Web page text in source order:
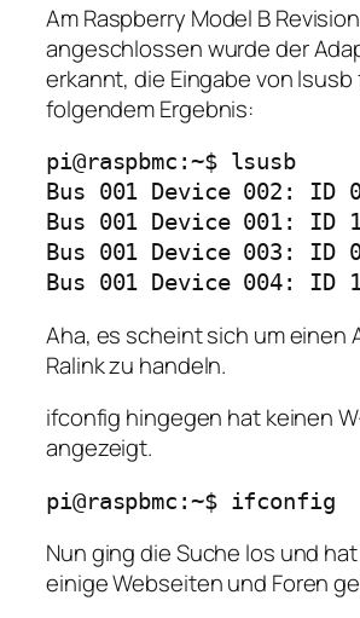
Am Raspberry Model B
angeschlossen wurde der
erkannt, die Eingabe von
folgendem Ergebnis:
pi@raspbmc:~$ lsusb
Bus 001 Device 002: ID
Bus 001 Device 001: ID
Bus 001 Device 003: ID
Bus 001 Device 004: ID
Aha, es scheint sich um einen
Ralink zu handeln.
ifconfig hingegen hat keinen
angezeigt.
pi@raspbmc:~$ ifconfig
Nun ging die Suche los und
einige Webseiten und Foren